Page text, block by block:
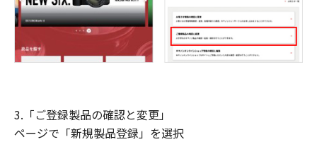
3.「ご登録製品の確認と変更」
ページで「新規製品登録」を選択